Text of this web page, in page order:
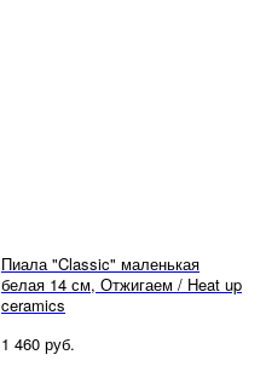
Пиала "Classic" маленькая
белая 14 см, Отжигаем / Heat up
ceramics
1 460 руб.